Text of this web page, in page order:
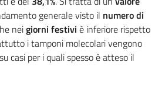
generale visto il numero di
neigiorni festivi è inferiore rispetto
i tamponi molecolari vengono
casi per i quali spesso è atteso il